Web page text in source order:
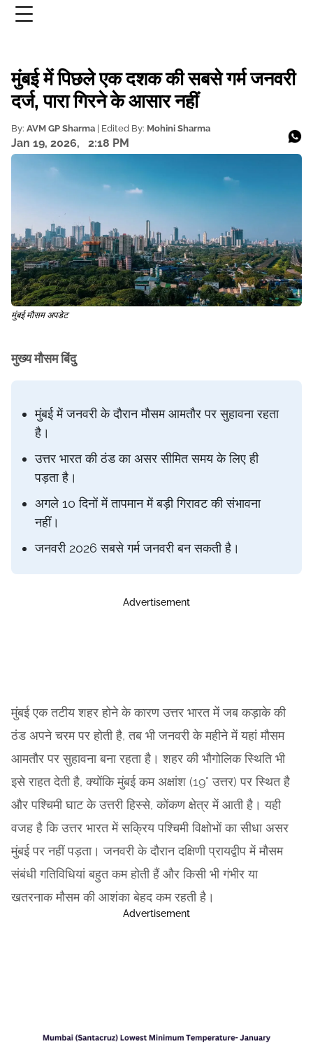
मुंबई में पिछले एक दशक की सबसे गर्म जनवरी
दर्ज, पारा गिरने के आसार नहीं
By: AVM GP Sharma | Edited By: Mohini Sharma
Jan 19, 2026, 2:18 PM
मुंबई मौसम अपडेट
मुख्य मौसम बिंदु
मुंबई में जनवरी के दौरान मौसम आमतौर पर सुहावना रहता
है।
उत्तर भारत की ठंड का असर सीमित समय के लिए ही
पड़ता है।
अगले 10 दिनों में तापमान में बड़ी गिरावट की संभावना
नहीं।
जनवरी 2026 सबसे गर्म जनवरी बन सकती है।
Advertisement
मुंबई एक तटीय शहर होने के कारण उत्तर भारत में जब कड़ाके की
ठंड अपने चरम पर होती है, तब भी जनवरी के महीने में यहां मौसम
आमतौर पर सुहावना बना रहता है। शहर की भौगोलिक स्थिति भी
इसे राहत देती है, क्योंकि मुंबई कम अक्षांश (19° उत्तर) पर स्थित है
और पश्चिमी घाट के उत्तरी हिस्से, कोंकण क्षेत्र में आती है। यही
वजह है कि उत्तर भारत में सक्रिय पश्चिमी विक्षोभों का सीधा असर
मुंबई पर नहीं पड़ता। जनवरी के दौरान दक्षिणी प्रायद्वीप में मौसम
संबंधी गतिविधियां बहुत कम होती हैं और किसी भी गंभीर या
खतरनाक मौसम की आशंका बेहद कम रहती है।
Advertisement